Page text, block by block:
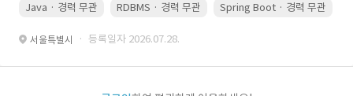
Java · 경력 무관 RDBMS · 경력 무관 Spring Boot · 경력 무관
서울특별시 · 등록일자 2026.07.28.